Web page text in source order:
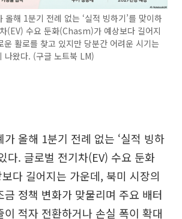
해 1분기 전례 없는 ‘실적 빙하기’를 맞이하
(EV) 수요 둔화(Chasm)가 예상보다 길어지
운 활로를 찾고 있지만 당분간 어려운 시기는
나왔다. (구글 노트북 LM)
가 올해 1분기 전례 없는 ‘실적 빙하
다. 글로벌 전기차(EV) 수요 둔화
다 길어지는 가운데, 북미 시장의
금 정책 변화가 맞물리며 주요 배터
이 적자 전환하거나 손실 폭이 확대